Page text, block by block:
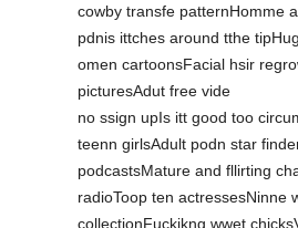
cowby transfe patternHomme
pdnis ittches around tthe
omen cartoonsFacial hsir
picturesAdut free vide
no ssign upIs itt good too
teenn girlsAdult podn star
podcastsMature and fllirting
radioToop ten actressesNinne
collectionFuckikng wwet